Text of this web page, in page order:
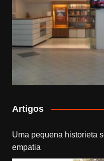
Artigos
Uma pequena historieta
empatia